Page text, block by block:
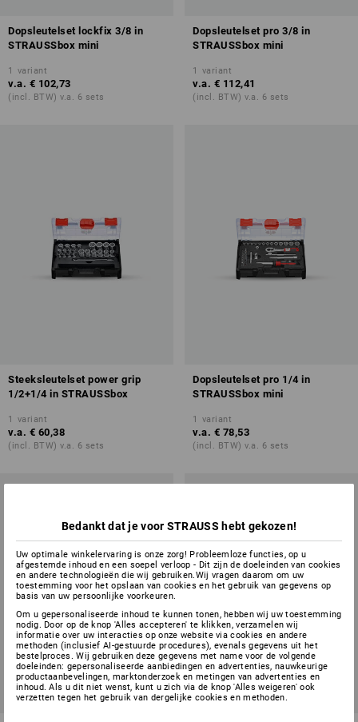
Dopsleutelset lockfix 3/8 in
STRAUSSbox mini
1 variant
v.a. € 102,73
(incl. BTW) v.a. 6 sets
Dopsleutelset pro 3/8 in
STRAUSSbox mini
1 variant
v.a. € 112,41
(incl. BTW) v.a. 6 sets
Steeksleutelset power grip
1/2+1/4 in STRAUSSbox
1 variant
v.a. € 60,38
(incl. BTW) v.a. 6 sets
Dopsleutelset pro 1/4 in
STRAUSSbox mini
1 variant
v.a. € 78,53
(incl. BTW) v.a. 6 sets
Bedankt dat je voor STRAUSS hebt gekozen!
Uw optimale winkelervaring is onze zorg! Probleemloze functies, op u
afgestemde inhoud en een soepel verloop - Dit zijn de doeleinden van cookies
en andere technologieën die wij gebruiken.Wij vragen daarom om uw
toestemming voor het opslaan van cookies en het gebruik van gegevens op
basis van uw persoonlijke voorkeuren.
Om u gepersonaliseerde inhoud te kunnen tonen, hebben wij uw toestemming
nodig. Door op de knop 'Alles accepteren' te klikken, verzamelen wij
informatie over uw interacties op onze website via cookies en andere
methoden (inclusief AI-gestuurde procedures), evenals gegevens uit het
bestelproces. Wij gebruiken deze gegevens met name voor de volgende
doeleinden: gepersonaliseerde aanbiedingen en advertenties, nauwkeurige
productaanbevelingen, marktonderzoek en metingen van advertenties en
inhoud. Als u dit niet wenst, kunt u zich via de knop 'Alles weigeren' ook
verzetten tegen het gebruik van dergelijke cookies en methoden.